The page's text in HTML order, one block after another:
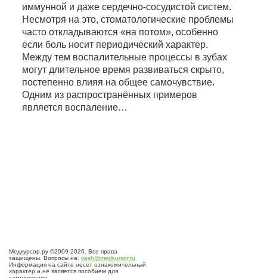
иммунной и даже сердечно-сосудистой систем.
Несмотря на это, стоматологические проблемы
часто откладываются «на потом», особенно
если боль носит периодический характер.
Между тем воспалительные процессы в зубах
могут длительное время развиваться скрыто,
постепенно влияя на общее самочувствие.
Одним из распространённых примеров
является воспаление…
Медкурсор.ру ©2009-2026. Все права
защищены. Вопросы на: vash@medkursor.ru
Информация на сайте несет ознакомительный
характер и не является пособием для